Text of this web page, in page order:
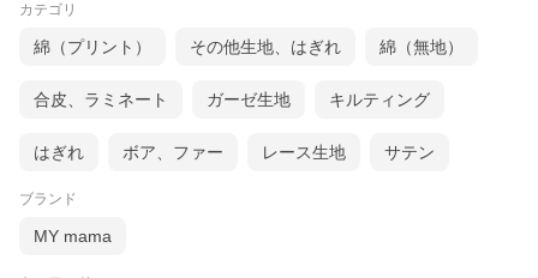
カテゴリ
綿（プリント） その他生地、はぎれ 綿（無地）
合皮、ラミネート ガーゼ生地 キルティング
はぎれ ボア、ファー レース生地 サテン
ブランド
MY mama